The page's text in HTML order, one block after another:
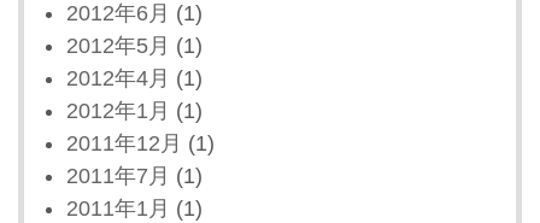
2012年6月 (1)
2012年5月 (1)
2012年4月 (1)
2012年1月 (1)
2011年12月 (1)
2011年7月 (1)
2011年1月 (1)